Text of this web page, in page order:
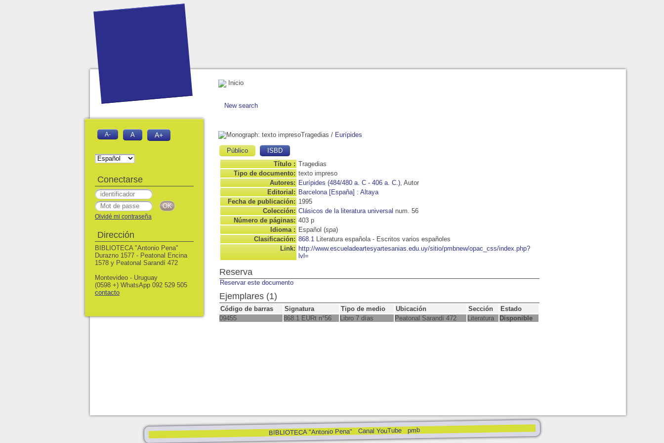
Inicio
New search
Tragedias / Eurípides
Público
ISBD
Título : Tragedias
Tipo de documento: texto impreso
Autores: Eurípides (484/480 a. C - 406 a. C.) , Autor
Editorial: Barcelona [España] : Altaya
Fecha de publicación: 1995
Colección: Clásicos de la literatura universal num. 56
Número de páginas: 403 p
Idioma : Español (spa)
Clasificación: 868.1 Literatura española - Escritos varios españoles
Link: http://www.escueladeartesyartesanias.edu.uy/sitio/pmbnew/opac_css/index.php?
lvl=
Reserva
Reservar este documento
Ejemplares (1)
Código de barras Signatura Tipo de medio Ubicación Sección
Estado
09455
868.1 EURt n°56 Libro 7 días Peatonal Sarandí 472 Literatura Disponible
BIBLIOTECA "Antonio Pena" Canal YouTube pmb
A- A A+
Conectarse
Olvidé mi contraseña
Dirección
BIBLIOTECA "Antonio Pena"
Durazno 1577 - Peatonal Encina
1578 y Peatonal Sarandí 472
Montevideo - Uruguay
(0598 +) WhatsApp 092 529 505
contacto